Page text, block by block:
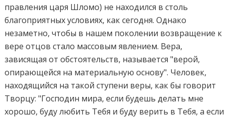
правления царя Шломо) не находился в столь
благоприятных условиях, как сегодня. Однако
незаметно, чтобы в нашем поколении возвращение к
вере отцов стало массовым явлением. Вера,
зависящая от обстоятельств, называется "верой,
опирающейся на материальную основу". Человек,
находящийся на такой ступени веры, как бы говорит
Творцу: "Господин мира, если будешь делать мне
хорошо, буду любить Тебя и буду верить в Тебя, а если